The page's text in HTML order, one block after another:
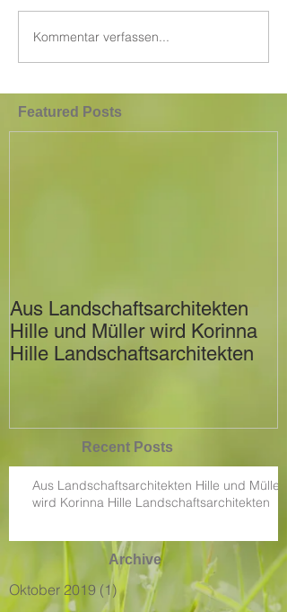
Featured Posts
Recent Posts
Archive
Kommentar verfassen...
Aus Landschaftsarchitekten
Hille und Müller wird Korinna
Hille Landschaftsarchitekten
Aus Landschaftsarchitekten Hille und Müller
wird Korinna Hille Landschaftsarchitekten
Oktober 2019 (1) 1 Beitrag